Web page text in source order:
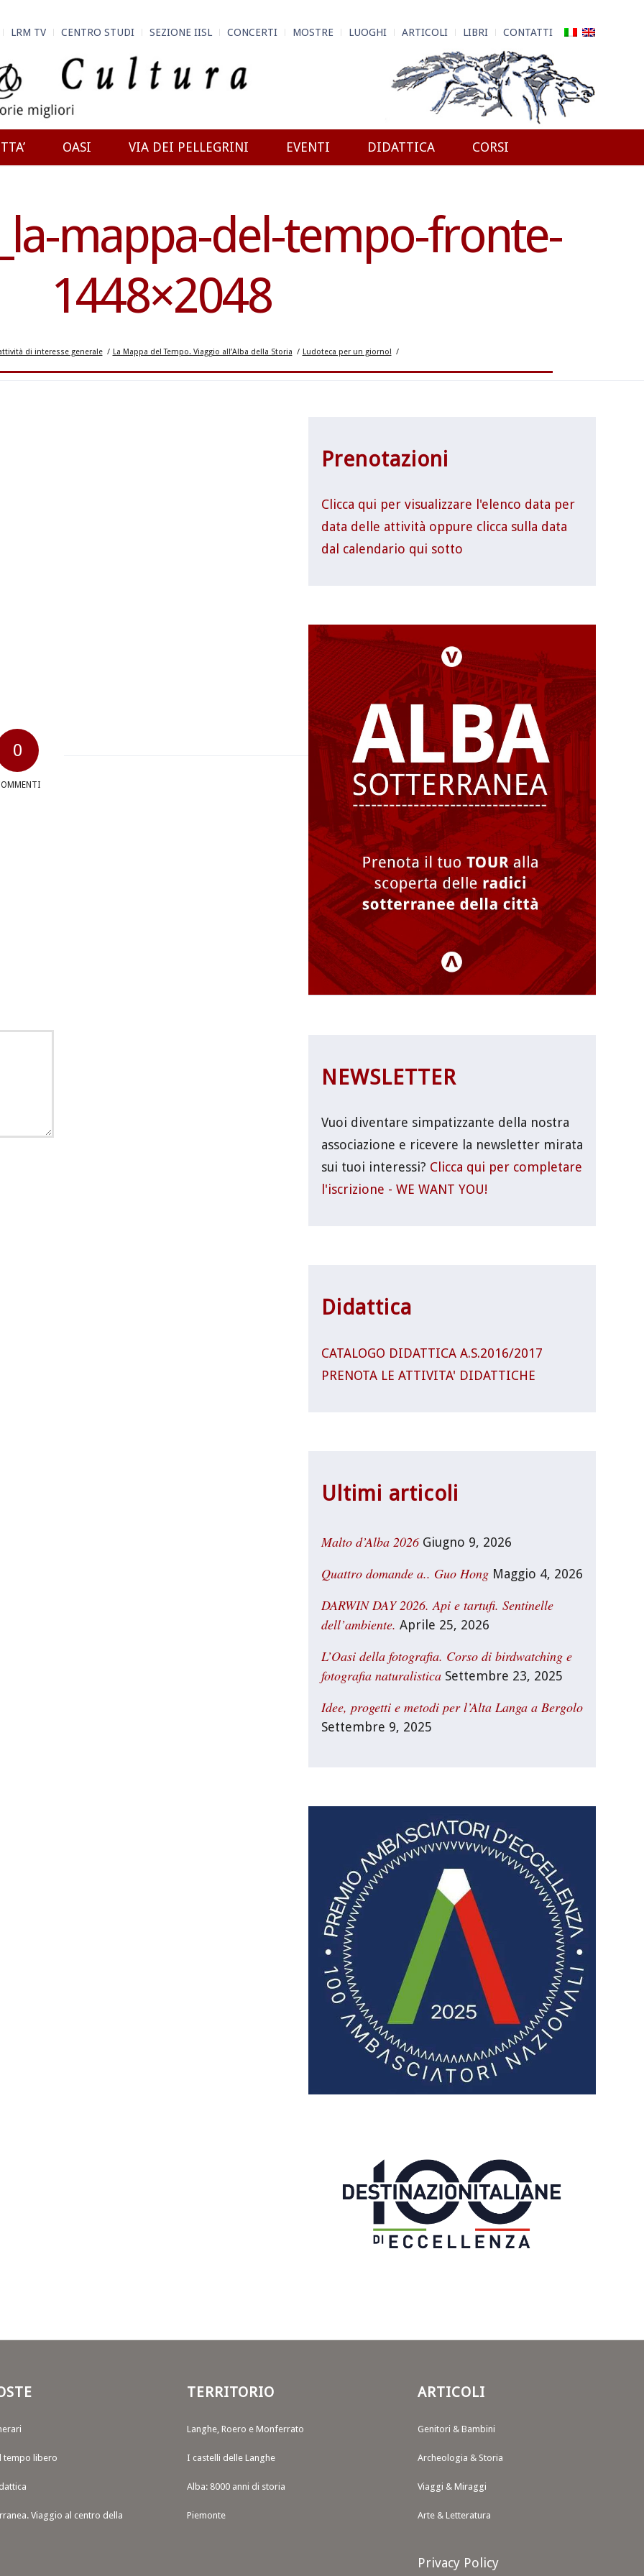
LRM TV CENTRO STUDI SEZIONE IISL CONCERTI MOSTRE LUOGHI ARTICOLI LIBRI CONTATTI
OASI VIA DEI PELLEGRINI EVENTI DIDATTICA CORSI
mappa-del-tempo-fronte-
1448×2048
di interesse generale / La Mappa del Tempo. Viaggio all’Alba della Storia / Ludoteca per un giorno! /
0
Prenotazioni
Clicca qui per visualizzare l'elenco data per
data delle attività oppure clicca sulla data
dal calendario qui sotto
NEWSLETTER
Vuoi diventare simpatizzante della nostra
associazione e ricevere la newsletter mirata
sui tuoi interessi? Clicca qui per completare
l'iscrizione - WE WANT YOU!
Didattica
CATALOGO DIDATTICA A.S.2016/2017
PRENOTA LE ATTIVITA' DIDATTICHE
Ultimi articoli
Malto d’Alba 2026 Giugno 9, 2026
Quattro domande a.. Guo Hong Maggio 4, 2026
DARWIN DAY 2026. Api e tartufi. Sentinelle
dell’ambiente. Aprile 25, 2026
L’Oasi della fotografia. Corso di birdwatching e
fotografia naturalistica Settembre 23, 2025
Idee, progetti e metodi per l’Alta Langa a Bergolo
Settembre 9, 2025
tempo libero
Viaggio al centro della
TERRITORIO
Langhe, Roero e Monferrato
I castelli delle Langhe
Alba: 8000 anni di storia
Piemonte
ARTICOLI
Genitori & Bambini
Archeologia & Storia
Viaggi & Miraggi
Arte & Letteratura
Privacy Policy